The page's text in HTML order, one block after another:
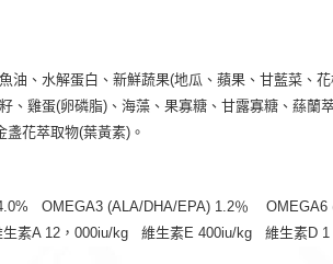
油、水解蛋白、新鮮蔬果(地瓜、蘋果、甘藍菜、
、雞蛋(卵磷脂)、海藻、果寡糖、甘露寡糖、蕬蘭
花萃取物(葉黃素)。
OMEGA3 (ALA/DHA/EPA) 1.2％
A 12，000iu/kg 維生素E 400iu/kg 維生素D